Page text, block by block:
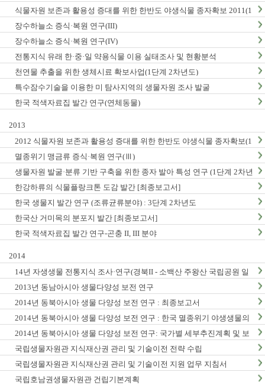
도)
식물자원 보존과 활용성 증대를 위한 한반도 야생식물 종자확보 2011(1
단계1차년도)
장수하늘소 증식·복원 연구(III)
장수하늘소 증식·복원 연구(IV)
전통지식 유래 한·중·일 약용식물 이용 실태조사 및 현황분석
천연물 추출을 위한 생체시료 확보사업(1단계 2차년도)
특수잠수기술을 이용한 미 탐사지역의 생물자원 조사 발굴
한국 적색자료집 발간 연구(연체동물)
2013
2012 식물자원 보존과 활용성 증대를 위한 한반도 야생식물 종자확보(1
단계2차년도)
멸종위기 맹금류 증식·복원 연구(Ⅲ)
생물자원 발굴·분류 기반 구축을 위한 종자 발아 특성 연구 (1단계 2차년
도)
한강하류의 식물플랑크톤 도감 발간 [최종보고서]
한국 생물지 발간 연구 (조류균류분야) : 3단계 2차년도
한국산 거미목의 분포지 발간 [최종보고서]
한국 적색자료집 발간 연구-곤충 II, III 분야
2014
14년 자생생물 전통지식 조사·연구(경북II - 소백산 주왕산 국립공원 일
대, 충남지역 Ⅱ - 계룡산 태안해안국립공원 일대)
2013년 동남아시아 생물다양성 보전 연구
2014년 동북아시아 생물 다양성 보전 연구 : 최종보고서
2014년 동북아시아 생물 다양성 보전 연구 : 한국 멸종위기 야생생물의
동북아시아 분포현황
2014년 동북아시아 생물 다양성 보전 연구: 국가별 세부추진계획 및 보
전정책지원 전략보고서
국립생물자원관 지식재산권 관리 및 기술이전 전략 수립
국립생물자원관 지식재산권 관리 및 기술이전 지원 업무 지침서
국립호남권생물자원관 건립기본계획